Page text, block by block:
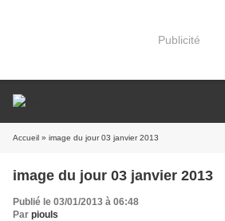
Publicité
Accueil » image du jour 03 janvier 2013
image du jour 03 janvier 2013
Publié le 03/01/2013 à 06:48
Par piouls